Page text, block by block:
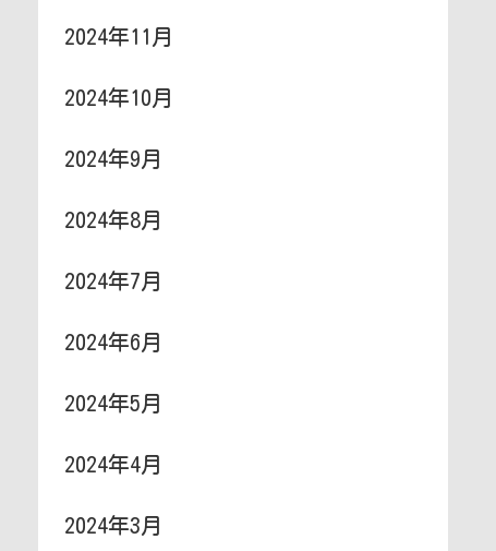
2024年11月
2024年10月
2024年9月
2024年8月
2024年7月
2024年6月
2024年5月
2024年4月
2024年3月